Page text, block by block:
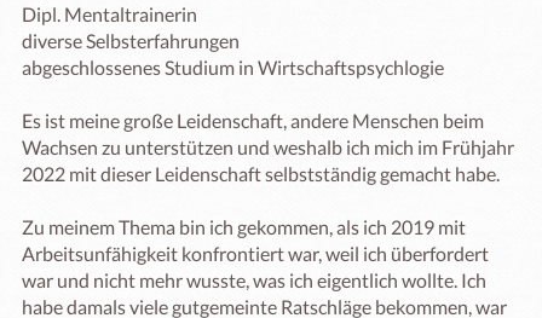
Dipl. Mentaltrainerin
diverse Selbsterfahrungen
abgeschlossenes Studium in Wirtschaftspsychlogie
Es ist meine große Leidenschaft, andere Menschen beim
Wachsen zu unterstützen und weshalb ich mich im Frühjahr
2022 mit dieser Leidenschaft selbstständig gemacht habe.
Zu meinem Thema bin ich gekommen, als ich 2019 mit
Arbeitsunfähigkeit konfrontiert war, weil ich überfordert
war und nicht mehr wusste, was ich eigentlich wollte. Ich
habe damals viele gutgemeinte Ratschläge bekommen, war